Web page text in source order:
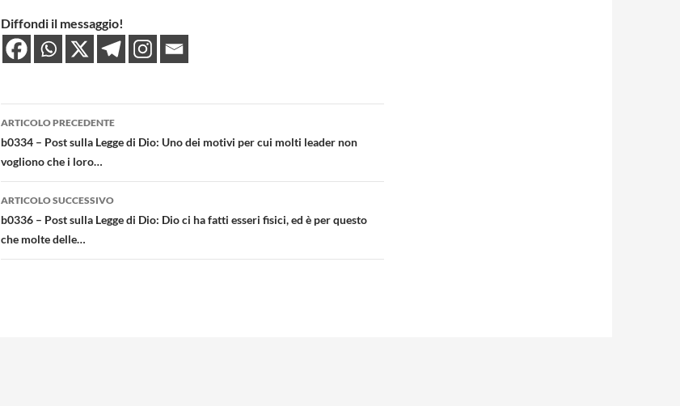
Diffondi il messaggio!
Navigazione
articolo
ARTICOLO PRECEDENTE
b0334 – Post sulla Legge di Dio: Uno dei motivi per cui molti leader non
vogliono che i loro…
ARTICOLO SUCCESSIVO
b0336 – Post sulla Legge di Dio: Dio ci ha fatti esseri fisici, ed è per questo
che molte delle…